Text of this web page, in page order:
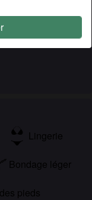
suis intraitable
non plus.
Lingerie
Bondage léger
pieds